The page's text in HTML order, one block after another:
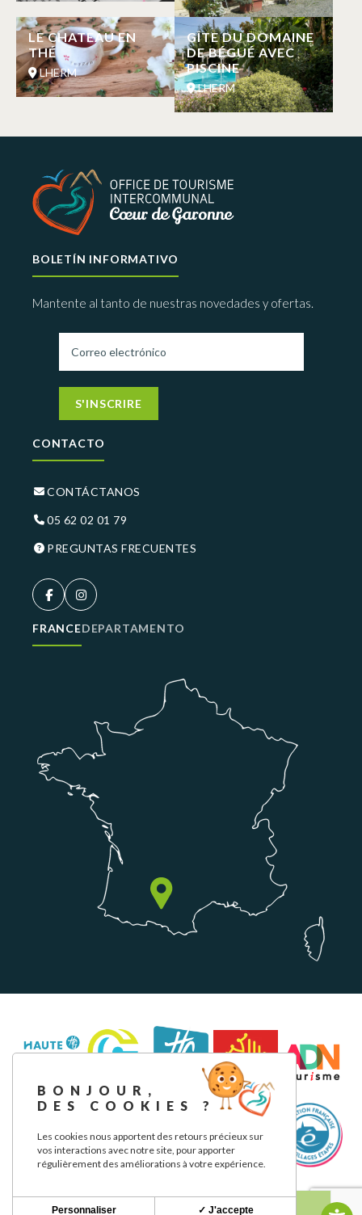
LE CHATEAU EN
THÉ
LHERM
GÎTE DU DOMAINE
DE BÉGUÉ AVEC
PISCINE
LHERM
BOLETÍN INFORMATIVO
Mantente al tanto de nuestras novedades y ofertas.
S'INSCRIRE
CONTACTO
CONTÁCTANOS
05 62 02 01 79
PREGUNTAS FRECUENTES
FRANCEDEPARTAMENTO
Aviso legalPolítica de privacidadNuestros compromisos
BONJOUR,
DES COOKIES ?
Les cookies nous apportent des retours précieux sur
vos interactions avec notre site, pour apporter
régulièrement des améliorations à votre expérience.
✓ J'accepte
Personnaliser